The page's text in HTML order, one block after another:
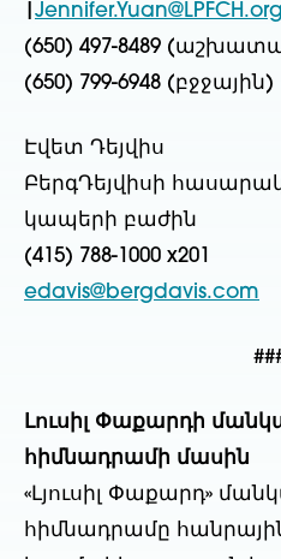
Jennifer.Yuan@LPFCH.org
(650) 497-8489
(650) 799-6948 (բջջային)
Էվետ Դեյվիս
ԲերգԴեյվիսի
կապերի բաժին
(415) 788-1000 x201
​edavis@bergdavis.com
Լուսիլ Փաքարդի
հիմնադրամի մասին
«Լյուսիլ Փաքարդ»
հիմնադրամը